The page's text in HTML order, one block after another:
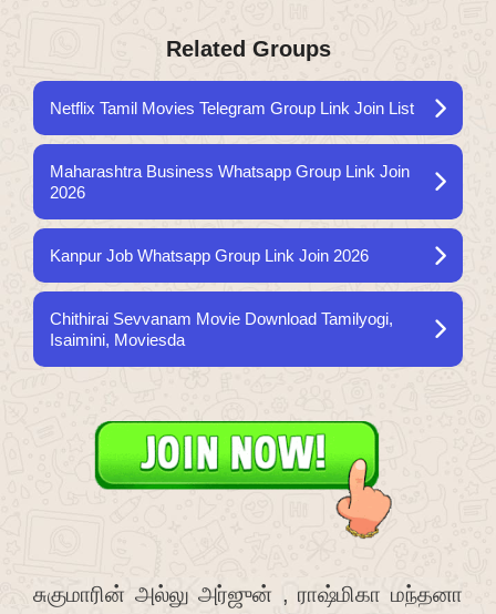
Related Groups
Netflix Tamil Movies Telegram Group Link Join List
Maharashtra Business Whatsapp Group Link Join
2026
Kanpur Job Whatsapp Group Link Join 2026
Chithirai Sevvanam Movie Download Tamilyogi,
Isaimini, Moviesda
சுகுமாரின் அல்லு அர்ஜுன் , ராஷ்மிகா மந்தனா